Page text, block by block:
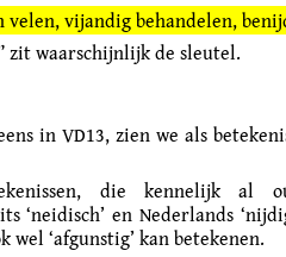
velen, vijandig behandelen,
zit waarschijnlijk de sleutel.
in VD13, zien we als
die kennelijk al
‘neidisch’ en Nederlands
wel ‘afgunstig’ kan betekenen.